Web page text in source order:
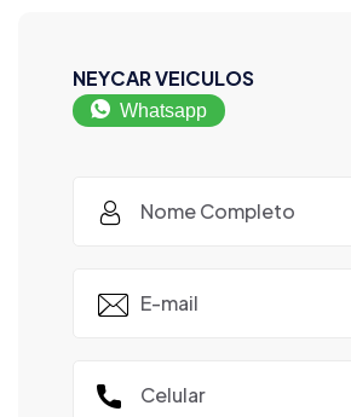
NEYCAR VEICULOS
Whatsapp